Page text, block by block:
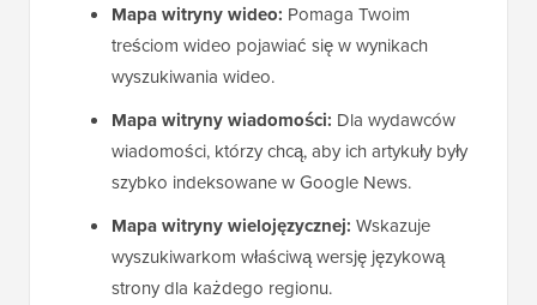
Mapa witryny wideo: Pomaga Twoim
treściom wideo pojawiać się w wynikach
wyszukiwania wideo.
Mapa witryny wiadomości: Dla wydawców
wiadomości, którzy chcą, aby ich artykuły były
szybko indeksowane w Google News.
Mapa witryny wielojęzycznej: Wskazuje
wyszukiwarkom właściwą wersję językową
strony dla każdego regionu.